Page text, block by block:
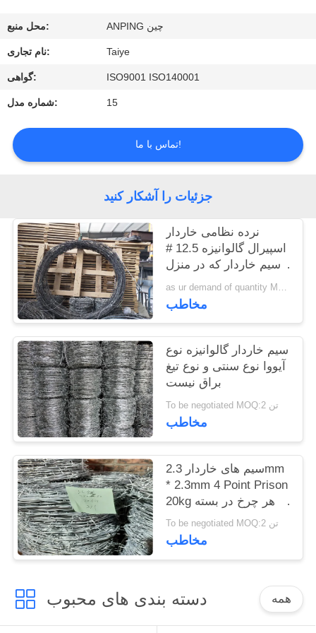
کیفیت
با
ما
تماس
بگیرید
نقل
قول
اخبار
محل منبع: ANPING چین
نام تجاری: Taiye
گواهی: ISO9001 ISO140001
شماره مدل: 15
تماس با ما!
جزئیات را آشکار کنید
نرده نظامی خاردار
اسپیرال گالوانیزه 12.5 #
سیم خاردار که در منزل
یا مرز استفاده می شود as ur demand of quantity MOQ:15 تن
مخاطب
سیم خاردار گالوانیزه نوع
آیووا نوع سنتی و نوع تیغ
براق نیست
To be negotiated MOQ:2 تن
مخاطب
سیم های خاردار 2.3mm
* 2.3mm 4 Point Prison
20kg در هر چرخ در بسته
بندی پالت
To be negotiated MOQ:2 تن
مخاطب
دسته بندی های محبوب همه